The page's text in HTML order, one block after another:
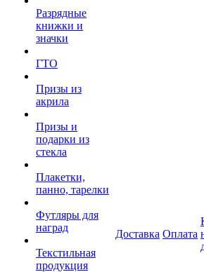
Разрядные
книжки и
значки
ГТО
Призы из
акрила
Призы и
подарки из
стекла
Плакетки,
панно, тарелки
Футляры для
наград
Текстильная
продукция
Доставка Оплата